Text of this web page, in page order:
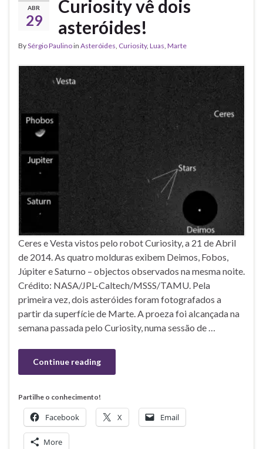
ABR
29
Curiosity vê dois
asteróides!
BySérgio Paulinoin Asteróides, Curiosity, Luas, Marte
Ceres e Vesta vistos pelo robot Curiosity, a 21 de Abril
de 2014. As quatro molduras exibem Deimos, Fobos,
Júpiter e Saturno – objectos observados na mesma noite.
Crédito: NASA/JPL-Caltech/MSSS/TAMU. Pela
primeira vez, dois asteróides foram fotografados a
partir da superfície de Marte. A proeza foi alcançada na
semana passada pelo Curiosity, numa sessão de …
Continue reading
Partilhe o conhecimento!
Facebook X Email
More